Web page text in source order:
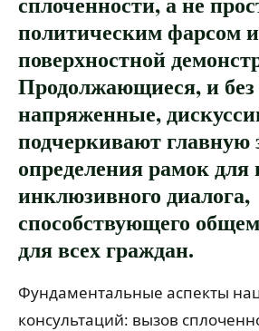
политическим фарсом
поверхностной
Продолжающиеся, и без
напряженные,
подчеркивают главную
определения рамок для
инклюзивного диалога,
способствующего
для всех граждан.
Фундаментальные аспекты
консультаций: вызов